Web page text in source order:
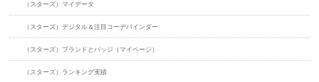
（スターズ）マイデータ
（スターズ）デジタル＆注目コーデバインダー
（スターズ）ブランドとバッジ（マイページ）
（スターズ）ランキング実績